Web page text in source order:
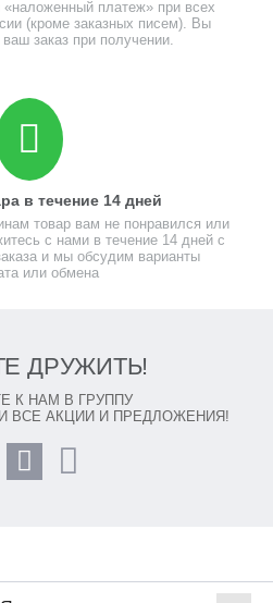
платеж» при всех
(кроме заказных писем). Вы
заказ при получении.
в течение 14 дней
товар вам не понравился или
с нами в течение 14 дней с
и мы обсудим варианты
или обмена
ДРУЖИТЬ!
К НАМ В ГРУППУ
ВСЕ АКЦИИ И ПРЕДЛОЖЕНИЯ!